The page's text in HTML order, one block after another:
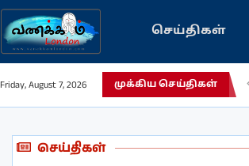
செய்திகள்
Friday, August 7, 2026 முக்கிய செய்திகள்
செய்திகள்